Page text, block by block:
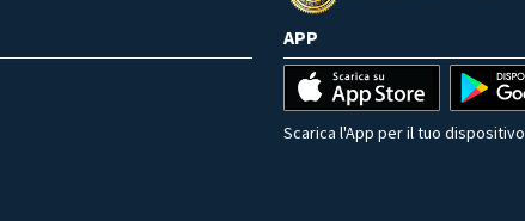
APP
Scarica l'App per il tuo dispositivo